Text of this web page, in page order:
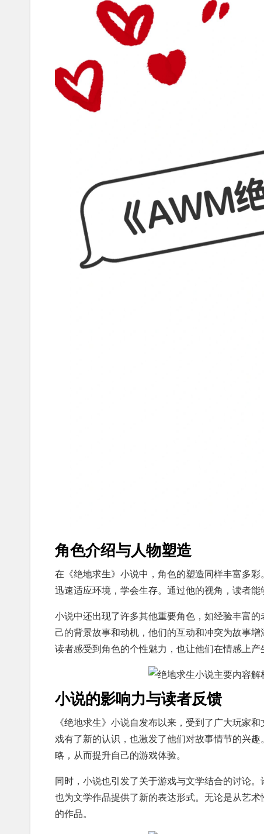
角色介绍与人物塑造
在《绝地求生》小说中，角色的塑造同样丰富多
迅速适应环境，学会生存。通过他的视角，读者能
小说中还出现了许多其他重要角色，如经验丰富
己的背景故事和动机，他们的互动和冲突为故事
读者感受到角色的个性魅力，也让他们在情感上产
小说的影响力与读者反馈
《绝地求生》小说自发布以来，受到了广大玩家
戏有了新的认识，也激发了他们对故事情节的兴
略，从而提升自己的游戏体验。
同时，小说也引发了关于游戏与文学结合的讨论
也为文学作品提供了新的表达形式。无论是从艺
的作品。